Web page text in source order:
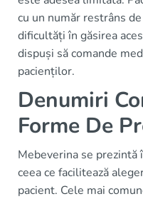
cu un număr restrâns
dificultăți în găsirea
dispuși să comande
pacienților.
Denumiri
Forme De
Mebeverina se
ceea ce facilitează
pacient. Cele mai